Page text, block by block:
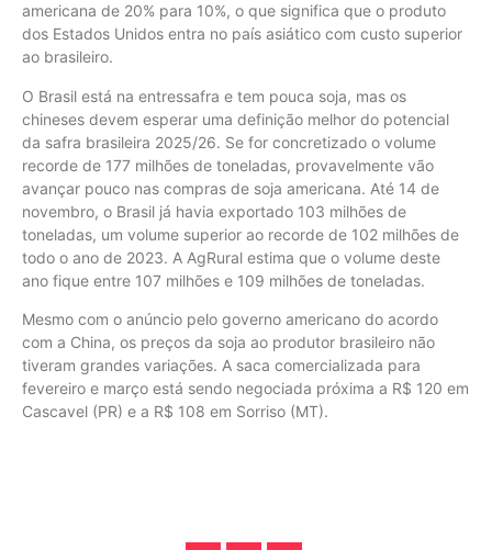
americana de 20% para 10%, o que significa que o produto
dos Estados Unidos entra no país asiático com custo superior
ao brasileiro.
O Brasil está na entressafra e tem pouca soja, mas os
chineses devem esperar uma definição melhor do potencial
da safra brasileira 2025/26. Se for concretizado o volume
recorde de 177 milhões de toneladas, provavelmente vão
avançar pouco nas compras de soja americana. Até 14 de
novembro, o Brasil já havia exportado 103 milhões de
toneladas, um volume superior ao recorde de 102 milhões de
todo o ano de 2023. A AgRural estima que o volume deste
ano fique entre 107 milhões e 109 milhões de toneladas.
Mesmo com o anúncio pelo governo americano do acordo
com a China, os preços da soja ao produtor brasileiro não
tiveram grandes variações. A saca comercializada para
fevereiro e março está sendo negociada próxima a R$ 120 em
Cascavel (PR) e a R$ 108 em Sorriso (MT).